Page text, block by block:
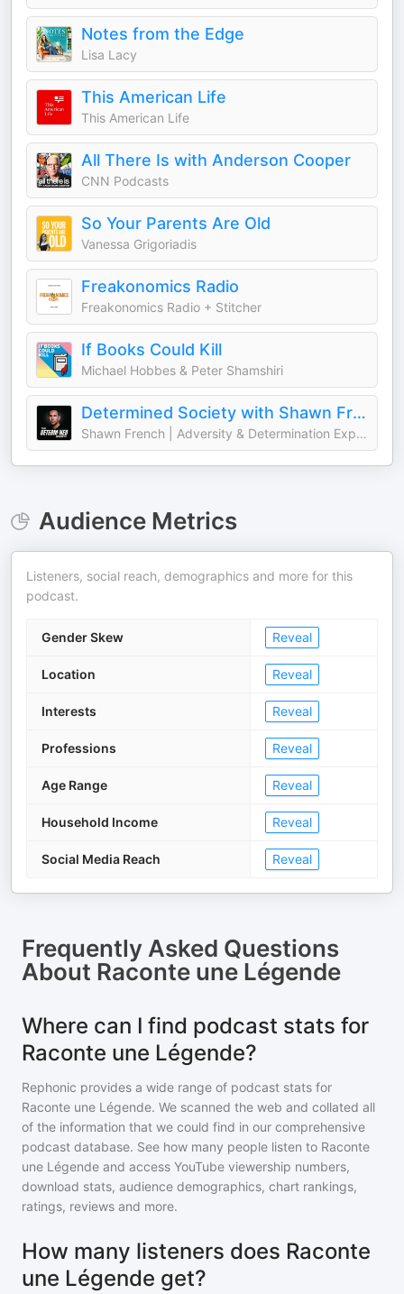
Notes from the Edge
Lisa Lacy
This American Life
This American Life
All There Is with Anderson Cooper
CNN Podcasts
So Your Parents Are Old
Vanessa Grigoriadis
Freakonomics Radio
Freakonomics Radio + Stitcher
If Books Could Kill
Michael Hobbes & Peter Shamshiri
Determined Society with Shawn French | Adversity & Mindset
Shawn French | Adversity & Determination Expert
Audience Metrics
Listeners, social reach, demographics and more for this
podcast.
Gender Skew Reveal
Location Reveal
Interests Reveal
Professions Reveal
Age Range Reveal
Household Income Reveal
Social Media Reach Reveal
Frequently Asked Questions
About Raconte une Légende
Where can I find podcast stats for
Raconte une Légende?
Rephonic provides a wide range of podcast stats for
Raconte une Légende. We scanned the web and collated all
of the information that we could find in our comprehensive
podcast database. See how many people listen to Raconte
une Légende and access YouTube viewership numbers,
download stats, audience demographics, chart rankings,
ratings, reviews and more.
How many listeners does Raconte
une Légende get?